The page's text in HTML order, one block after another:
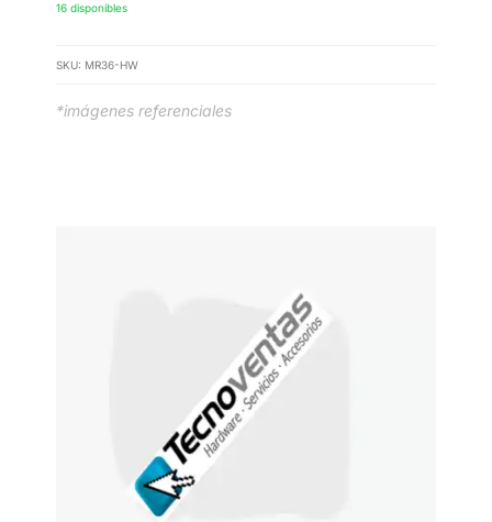
16 disponibles
SKU: MR36-HW
*imágenes referenciales